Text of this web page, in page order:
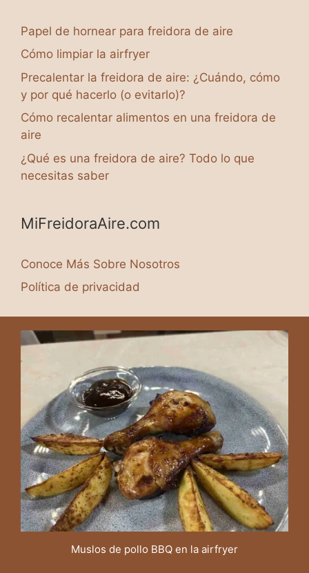
Papel de hornear para freidora de aire
Cómo limpiar la airfryer
Precalentar la freidora de aire: ¿Cuándo, cómo
y por qué hacerlo (o evitarlo)?
Cómo recalentar alimentos en una freidora de
aire
¿Qué es una freidora de aire? Todo lo que
necesitas saber
MiFreidoraAire.com
Conoce Más Sobre Nosotros
Política de privacidad
Muslos de pollo BBQ en la airfryer